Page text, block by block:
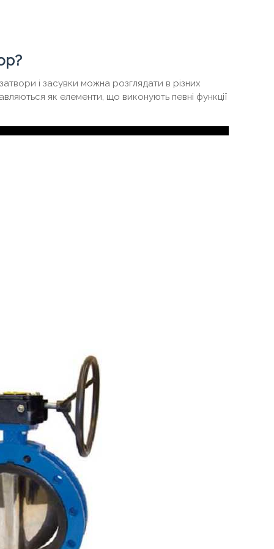
і засувки можна розглядати в різних
як елементи, що виконують певні функції